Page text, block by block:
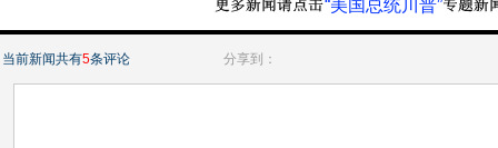
“美国总统川普”
当前新闻共有5条评论 分享到：